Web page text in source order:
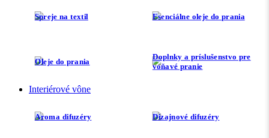
Spreje na textil Esenciálne oleje do prania
Oleje do prania
Doplnky a príslušenstvo pre
voňavé pranie
Interiérové vône
Aroma difuzéry Dizajnové difuzéry